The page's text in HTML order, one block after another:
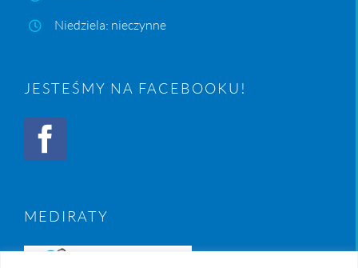
Niedziela: nieczynne
JESTEŚMY NA FACEBOOKU!
MEDIRATY